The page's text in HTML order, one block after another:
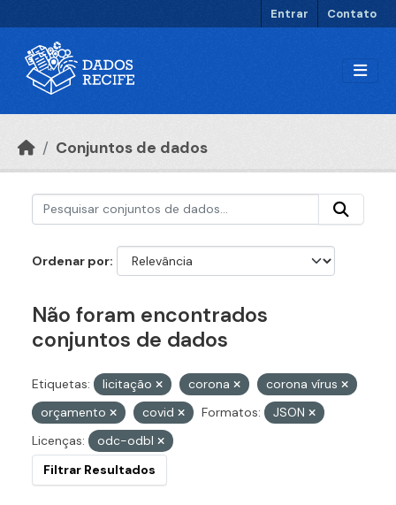
Entrar Contato
Conjuntos de dados
Ordenar por
Não foram encontrados
conjuntos de dados
Etiquetas: licitação corona
corona vírus
orçamento
covid Formatos:
JSON
Licenças:
odc-odbl
Filtrar Resultados